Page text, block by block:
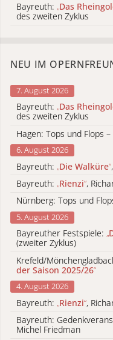
Bayreuth: „Das
des zweiten Zyklus
NEU IM
7. August 2026
Bayreuth: „Das
des zweiten Zyklus
Hagen: Tops und Flops –
6. August 2026
Bayreuth: „Die Walküre“
Bayreuth: „Rienzi“,
Nürnberg: Tops und
5. August 2026
Bayreuther Festspiele: „
(zweiter Zyklus)
Krefeld/
der Saison 2025/26“
4. August 2026
Bayreuth: „Rienzi“,
Bayreuth:
Michel Friedman